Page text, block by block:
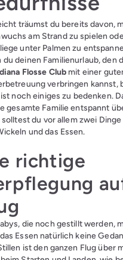
träumst du bereits davon,
am Strand zu spielen
unter Palmen zu
du deinen Familienurlaub, den
Flosse Club mit einer
verbringen kannst,
noch einiges zu bedenken.
gesamte Familie entspannt
du vor allem zwei Dinge
und das Essen.
richtige
die noch gestillt werden,
Essen natürlich keine
ist den ganzen Flug über